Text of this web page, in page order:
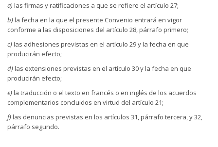
a)las firmas y ratificaciones a que se refiere el artículo 27;
b)la fecha en la que el presente Convenio entrará en vigor
conforme a las disposiciones del artículo 28, párrafo primero;
c)las adhesiones previstas en el artículo 29 y la fecha en que
producirán efecto;
d)las extensiones previstas en el artículo 30 y la fecha en que
producirán efecto;
e)la traducción o el texto en francés o en inglés de los acuerdos
complementarios concluidos en virtud del artículo 21;
f)las denuncias previstas en los artículos 31, párrafo tercera, y 32,
párrafo segundo.